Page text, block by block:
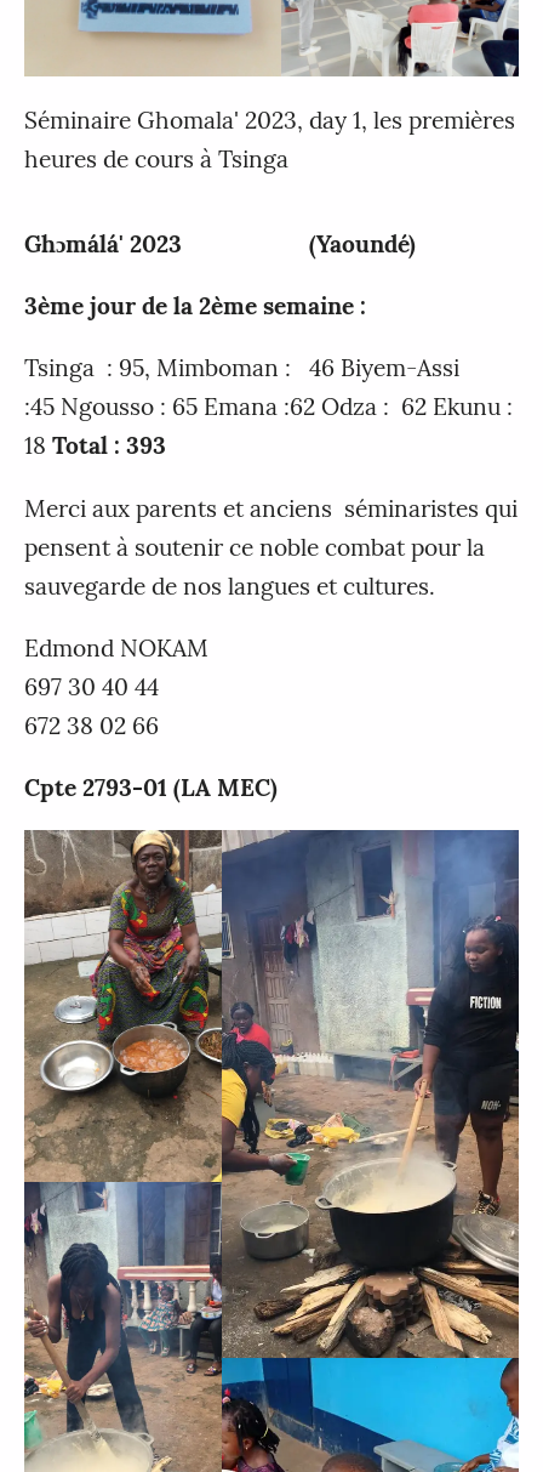
Séminaire Ghomala' 2023, day 1, les premières
heures de cours à Tsinga
Ghɔmálá' 2023 (Yaoundé)
3ème jour de la 2ème semaine :
Tsinga : 95, Mimboman : 46 Biyem-Assi
:45 Ngousso : 65 Emana :62 Odza : 62 Ekunu :
18 Total : 393
Merci aux parents et anciens séminaristes qui
pensent à soutenir ce noble combat pour la
sauvegarde de nos langues et cultures.
Edmond NOKAM
697 30 40 44
672 38 02 66
Cpte 2793-01 (LA MEC)